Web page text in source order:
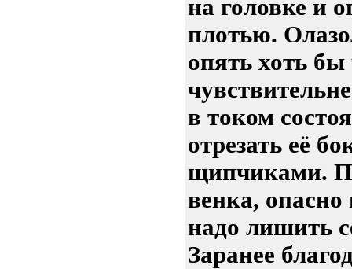
на головке и
плотью.
опять хоть
в током
отрезать её
щипчиками.
венка,
надо лишить
Заранее